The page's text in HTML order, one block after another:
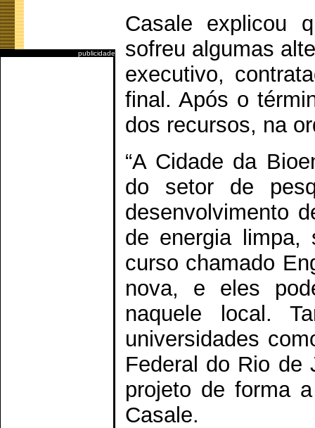
publicidade
Casale explicou
sofreu algumas
executivo,
final. Após o
dos recursos, na
“A Cidade da
do setor de
desenvolvimento
de energia limpa,
curso chamado
nova, e eles
naquele local.
universidades
Federal do Rio de
projeto de forma
Casale.